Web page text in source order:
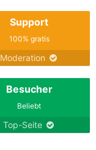
Support
100% gratis
Moderation
Besucher
Beliebt
Top-Seite